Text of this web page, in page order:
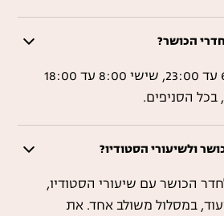
הכושר?
ראשון עד חמישי 6:30 עד 23:00, שישי 8:00 עד 18:00
ולשיעורי הסטודיו?
הכושר עם שיעורי הסטודיו,
במסלול משולב אחד. את